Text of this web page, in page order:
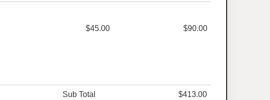
$45.00 $90.00
Sub Total $413.00